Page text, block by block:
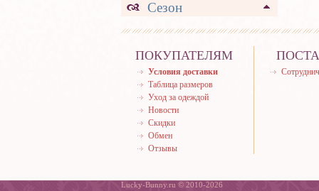
Сезон
ПОКУПАТЕЛЯМ
Условия доставки
Таблица размеров
Уход за одеждой
Новости
Скидки
Обмен
Отзывы
Lucky-Bunny.ru © 2010-2026